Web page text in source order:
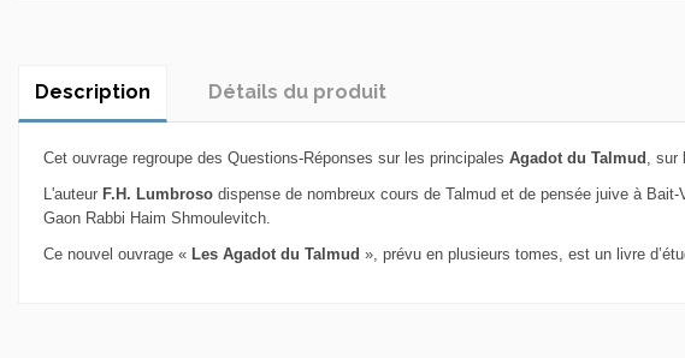
Description Détails du produit
Cet ouvrage regroupe des Questions-Réponses sur les principales Agadot du Talmud ,
L'auteur F.H. Lumbroso dispense de nombreux cours de Talmud et de pensée juive à
Gaon Rabbi Haim Shmoulevitch.
Ce nouvel ouvrage « Les Agadot du Talmud », prévu en plusieurs tomes, est un livre